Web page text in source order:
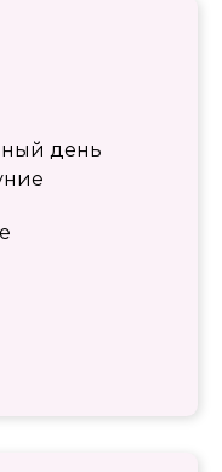
день